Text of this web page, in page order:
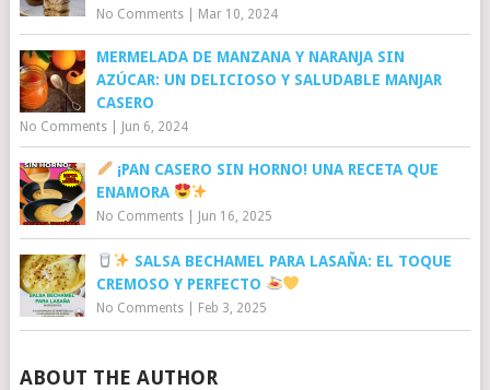
No Comments| Mar 10, 2024
MERMELADA DE MANZANA Y NARANJA SIN
AZÚCAR: UN DELICIOSO Y SALUDABLE MANJAR
CASERO
No Comments| Jun 6, 2024
¡PAN CASERO SIN HORNO! UNA RECETA QUE
ENAMORA
No Comments| Jun 16, 2025
SALSA BECHAMEL PARA LASAÑA: EL TOQUE
CREMOSO Y PERFECTO
No Comments| Feb 3, 2025
ABOUT THE AUTHOR